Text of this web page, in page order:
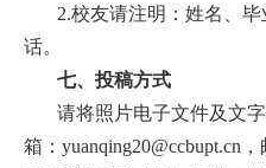
培
中
2.校友请注明：姓名、
话。
七、投稿方式
请将照片电子文件及文
箱：yuanqing20@ccbupt.cn